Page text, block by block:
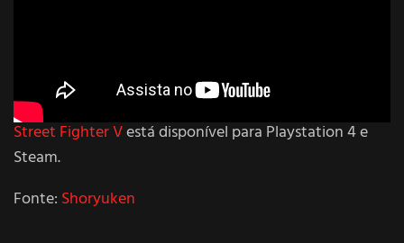
Street Fighter Vestá disponível para Playstation 4 e
Steam.
Fonte: Shoryuken